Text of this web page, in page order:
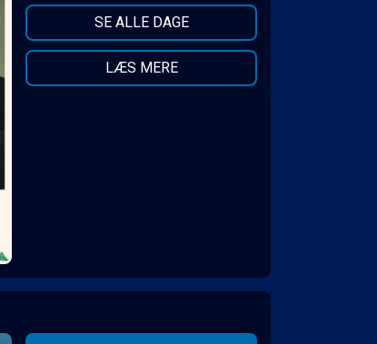
SE ALLE DAGE
LÆS MERE